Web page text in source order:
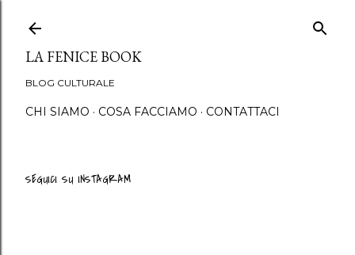
LA FENICE BOOK
BLOG CULTURALE
CHI SIAMO COSA FACCIAMO CONTATTACI
SEGUICI SU INSTAGRAM